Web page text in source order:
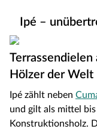
Ipé –
Hölzer der Welt
Ipé zählt neben
und gilt als mittel
Konstruktionsholz.